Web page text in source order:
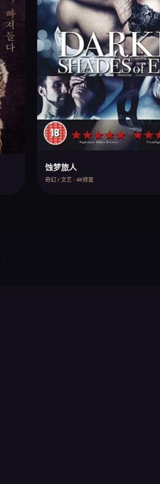
蚀梦旅人
奇幻 / 文艺 · 4K修复